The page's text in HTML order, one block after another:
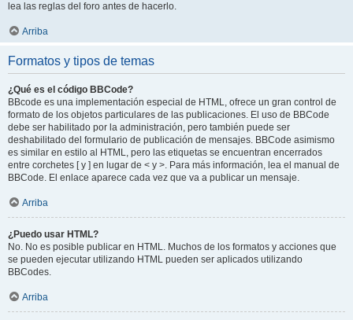
lea las reglas del foro antes de hacerlo.
Arriba
Formatos y tipos de temas
¿Qué es el código BBCode?
BBcode es una implementación especial de HTML, ofrece un gran control de
formato de los objetos particulares de las publicaciones. El uso de BBCode
debe ser habilitado por la administración, pero también puede ser
deshabilitado del formulario de publicación de mensajes. BBCode asimismo
es similar en estilo al HTML, pero las etiquetas se encuentran encerrados
entre corchetes [ y ] en lugar de < y >. Para más información, lea el manual de
BBCode. El enlace aparece cada vez que va a publicar un mensaje.
Arriba
¿Puedo usar HTML?
No. No es posible publicar en HTML. Muchos de los formatos y acciones que
se pueden ejecutar utilizando HTML pueden ser aplicados utilizando
BBCodes.
Arriba